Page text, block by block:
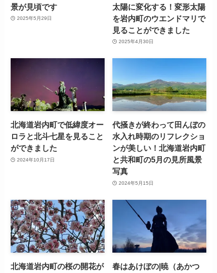
景が見頃です
2025年5月29日
太陽に変化する！変形太陽
を岩内町のウエンドマリで
見ることができました
2025年4月30日
北海道岩内町で低緯度オー
ロラと北斗七星を見ること
ができました
2024年10月17日
代掻きが終わって田んぼの
水入れ時期のリフレクショ
ンが美しい！北海道岩内町
と共和町の5月の見所風景
写真
2024年5月15日
北海道岩内町の桜の開花が
春はあけぼの|暁（あかつ